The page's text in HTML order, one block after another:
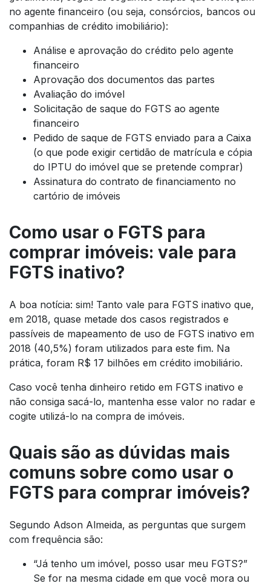
no agente financeiro (ou seja, consórcios, bancos ou
companhias de crédito imobiliário):
Análise e aprovação do crédito pelo agente
financeiro
Aprovação dos documentos das partes
Avaliação do imóvel
Solicitação de saque do FGTS ao agente
financeiro
Pedido de saque de FGTS enviado para a Caixa
(o que pode exigir certidão de matrícula e cópia
do IPTU do imóvel que se pretende comprar)
Assinatura do contrato de financiamento no
cartório de imóveis
Como usar o FGTS para
comprar imóveis: vale para
FGTS inativo?
A boa notícia: sim! Tanto vale para FGTS inativo que,
em 2018, quase metade dos casos registrados e
passíveis de mapeamento de uso de FGTS inativo em
2018 (40,5%) foram utilizados para este fim. Na
prática, foram R$ 17 bilhões em crédito imobiliário.
Caso você tenha dinheiro retido em FGTS inativo e
não consiga sacá-lo, mantenha esse valor no radar e
cogite utilizá-lo na compra de imóveis.
Quais são as dúvidas mais
comuns sobre como usar o
FGTS para comprar imóveis?
Segundo Adson Almeida, as perguntas que surgem
com frequência são:
“Já tenho um imóvel, posso usar meu FGTS?”
Se for na mesma cidade em que você mora ou